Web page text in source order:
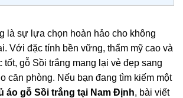
là sự lựa chọn hoàn hảo cho không
Với đặc tính bền vững, thẩm mỹ cao và
tốt, gỗ Sồi trắng mang lại vẻ đẹp sang
căn phòng. Nếu bạn đang tìm kiếm một
áo gỗ Sồi trắng tại Nam Định, bài viết